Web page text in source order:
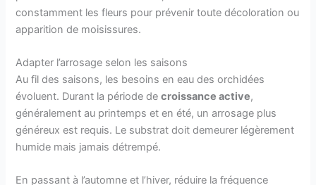
constamment les fleurs pour prévenir toute décoloration ou
apparition de moisissures.
Adapter l’arrosage selon les saisons
Au fil des saisons, les besoins en eau des orchidées
évoluent. Durant la période decroissance active,
généralement au printemps et en été, un arrosage plus
généreux est requis. Le substrat doit demeurer légèrement
humide mais jamais détrempé.
En passant à l’automne et l’hiver, réduire la fréquence